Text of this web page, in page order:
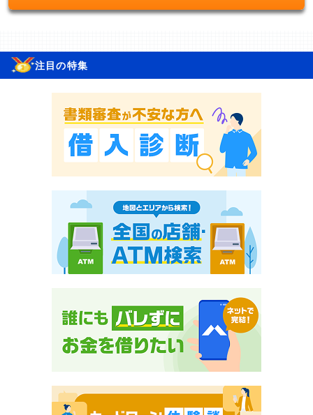
注目の特集